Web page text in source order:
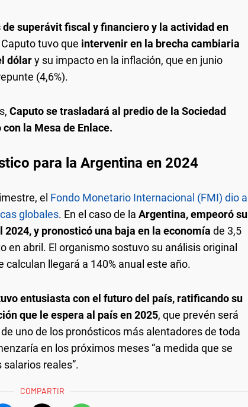
de superávit fiscal y financiero y la actividad en
Caputo tuvo que intervenir en la brecha cambiaria
dólary su impacto en la inflación, que en junio
(4,6%).
Caputo se trasladará al predio de la Sociedad
la Mesa de Enlace.
para la Argentina en 2024
el Fondo Monetario Internacional (FMI) dio a
globales. En el caso de la Argentina, empeoró su
y pronosticó una baja en la economía de 3,5
en abril. El organismo sostuvo su análisis original
calculan llegará a 140% anual este año.
entusiasta con el futuro del país, ratificando su
que le espera al país en 2025, que prevén será
uno de los pronósticos más alentadores de toda
en los próximos meses “a medida que se
reales”.
COMPARTIR